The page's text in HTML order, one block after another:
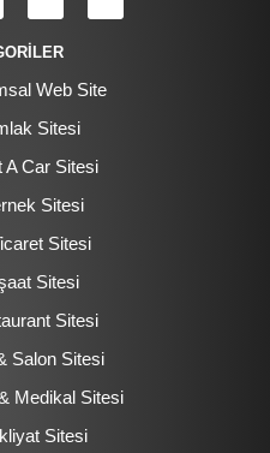
Web Site
Sitesi
A Car Sitesi
Sitesi
Sitesi
Sitesi
Sitesi
Salon Sitesi
Medikal Sitesi
Sitesi